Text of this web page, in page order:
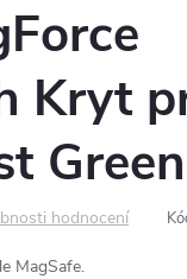
Kryt
Green
hodnocení
MagSafe.